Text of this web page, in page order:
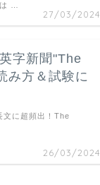
27/03/2024
…
字新聞"The
み方＆試験に
26/03/2024
文に超頻出！The